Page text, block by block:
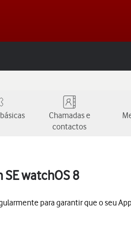
Chamadas e
contactos
watchOS 8
para garantir que o seu